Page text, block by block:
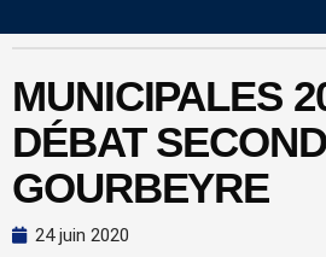
MUNICIPALES
DÉBAT
GOURBEYRE
24 juin 2020